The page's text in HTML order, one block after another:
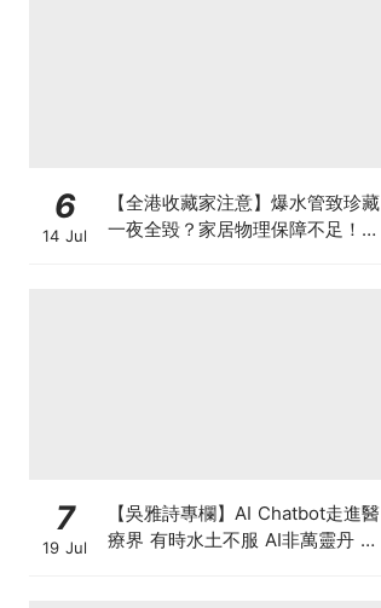
6
14 Jul
【全港收藏家注意】爆水管致珍藏
一夜全毀？家居物理保障不足！如
7
19 Jul
【吳雅詩專欄】AI Chatbot走進醫
療界 有時水土不服 AI非萬靈丹 是